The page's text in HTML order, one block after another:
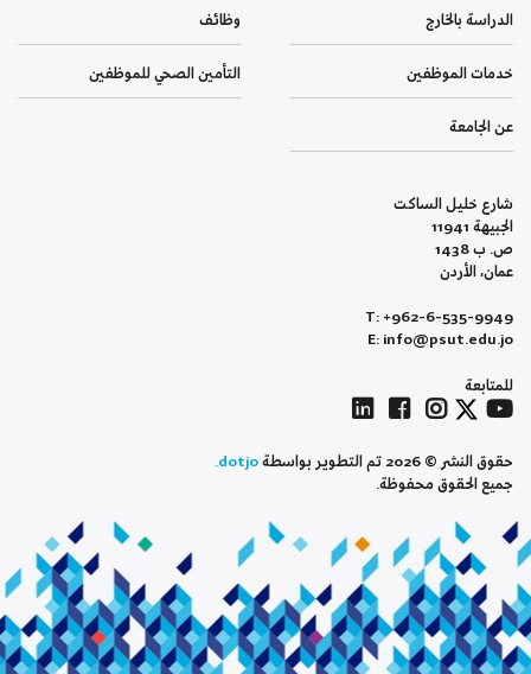
الدراسة بالخارج وظائف
خدمات الموظفين التأمين الصحي للموظفين
عن الجامعة
شارع خليل الساكت
الجبيهة 11941
ص. ب 1438
عمان، الأردن
T: +962-6-535-9949
E: info@psut.edu.jo
للمتابعة
حقوق النشر © 2026 تم التطوير بواسطة
dotjo.
جميع الحقوق محفوظة.